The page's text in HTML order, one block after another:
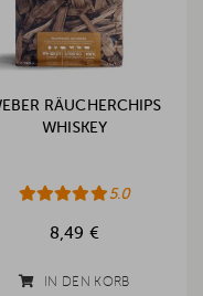
RÄUCHERCHIPS
WHISKEY
5.0
8,49 €
IN DEN KORB